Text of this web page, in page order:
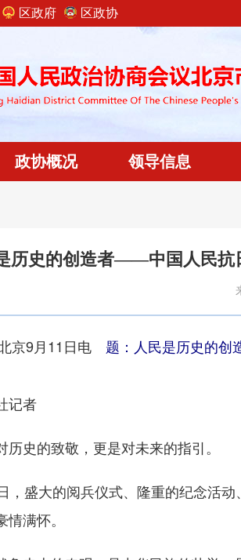
区政府 区政协
政协概况 领导信息
历史的创造者——中国人民抗
京9月11日电 题：人民是历史的
者
史的致敬，更是对未来的指引。
盛大的阅兵仪式、隆重的纪念活动
满怀。